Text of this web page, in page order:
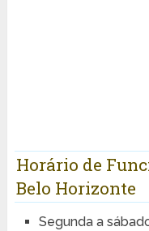
Horário de
Belo Horizonte
Segunda a